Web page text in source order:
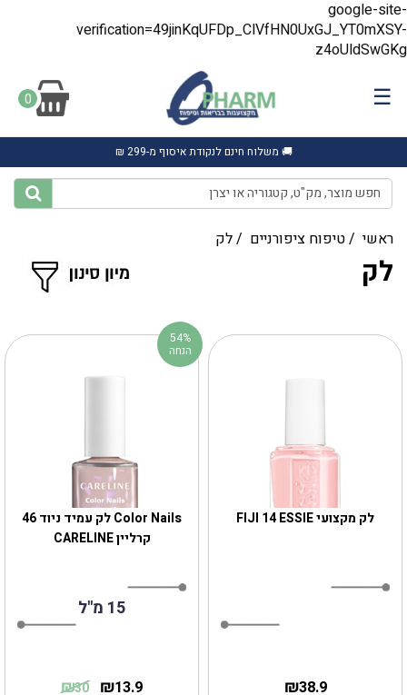
google-site-
verification=49jinKqUFDp_ClVfHN0UxGJ_YT0mXSY-
z4oUldSwGKg
☰
0
🚚 משלוח חינם לנקודת איסוף מ-299 ₪
ראשי /טיפוח ציפורניים /לק
לק
Color Nails לק עמיד ניוד 46
קרליין CARELINE
15 מ"ל
13.9
₪
30
₪
54%
הנחה
לק מקצועי FIJI 14 ESSIE
38.9
₪